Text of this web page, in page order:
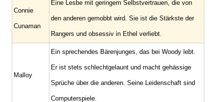
Connie
Cunaman
Eine Lesbe mit geringem Selbstvertrauen, die von
den anderen gemobbt wird. Sie ist die Stärkste der
Rangers und obsessiv in Ethel verliebt.
Malloy
Ein sprechendes Bärenjunges, das bei Woody lebt.
Er ist stets schlechtgelaunt und macht gehässige
Sprüche über die anderen. Seine Leidenschaft sind
Computerspiele.